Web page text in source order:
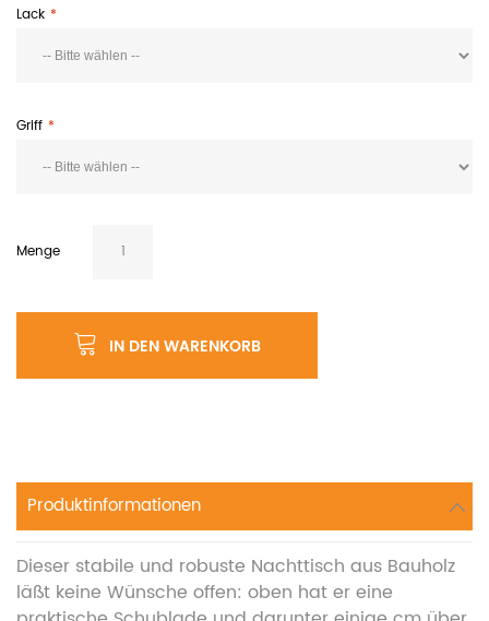
Lack
Griff
Menge
IN DEN WARENKORB
Produktinformationen
Dieser stabile und robuste Nachttisch aus Bauholz
läßt keine Wünsche offen: oben hat er eine